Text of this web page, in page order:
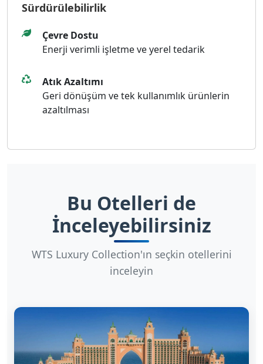
Sürdürülebilirlik
Çevre Dostu
Enerji verimli işletme ve yerel tedarik
Atık Azaltımı
Geri dönüşüm ve tek kullanımlık ürünlerin
azaltılması
Bu Otelleri de
İnceleyebilirsiniz
WTS Luxury Collection'ın seçkin otellerini
inceleyin